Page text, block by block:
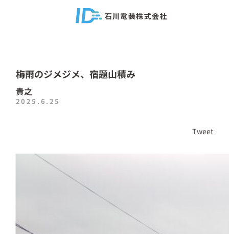
石川電装株式会社
梅雨のジメジメ、宿題山積み
貴之
2025.6.25
Tweet